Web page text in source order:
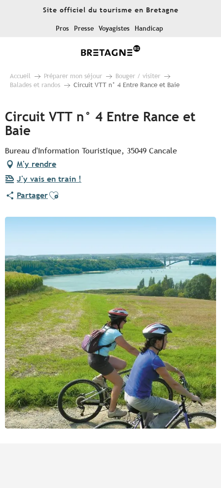
Site officiel du tourisme en Bretagne
Pros Presse Voyagistes Handicap
Accueil Préparer mon séjour
Bouger / visiter
Balades et randos
Circuit VTT n° 4 Entre Rance et Baie
Circuit VTT n° 4 Entre Rance et
Baie
Bureau d'Information Touristique, 35049 Cancale
M'y rendre
J'y vais en train !
PartagerAjouter aux favoris